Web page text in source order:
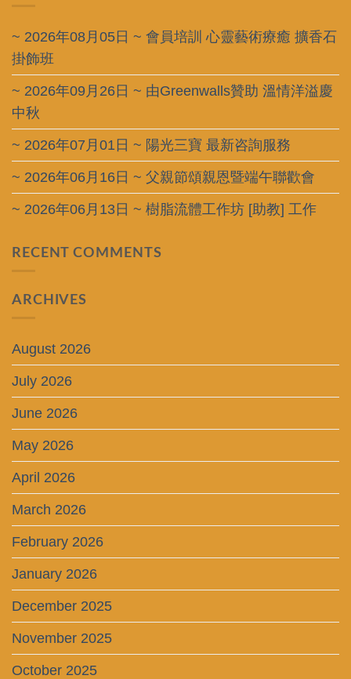
~ 2026年08月05日 ~ 會員培訓 心靈藝術療癒 擴香石
掛飾班
~ 2026年09月26日 ~ 由Greenwalls贊助 溫情洋溢慶
中秋
~ 2026年07月01日 ~ 陽光三寶 最新咨詢服務
~ 2026年06月16日 ~ 父親節頌親恩暨端午聯歡會
~ 2026年06月13日 ~ 樹脂流體工作坊 [助教] 工作
RECENT COMMENTS
ARCHIVES
August 2026
July 2026
June 2026
May 2026
April 2026
March 2026
February 2026
January 2026
December 2025
November 2025
October 2025